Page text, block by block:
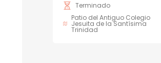
Terminado
Patio del Antiguo Colegio
Jesuita de la Santísima
Trinidad